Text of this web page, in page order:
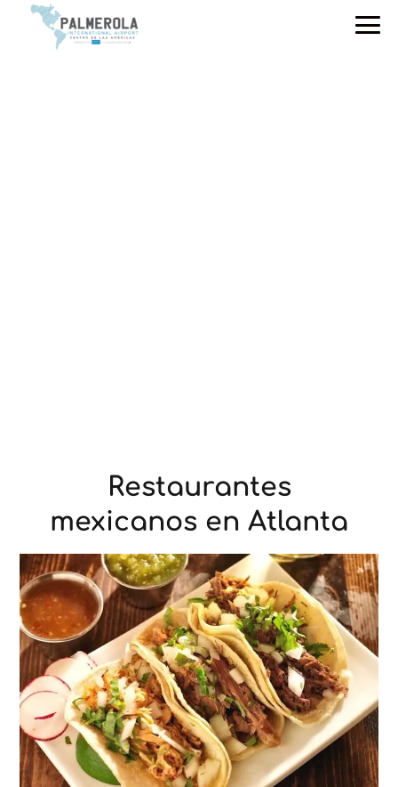
Restaurantes
mexicanos en Atlanta